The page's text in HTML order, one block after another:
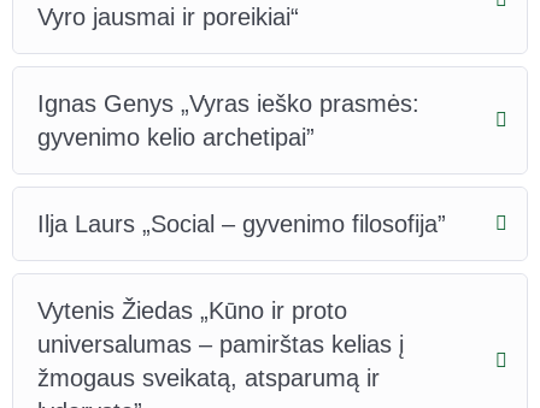
Vyro jausmai ir poreikiai“
Ignas Genys „Vyras ieško prasmės:
gyvenimo kelio archetipai”
Ilja Laurs „Social – gyvenimo filosofija”
Vytenis Žiedas „Kūno ir proto
universalumas – pamirštas kelias į
žmogaus sveikatą, atsparumą ir